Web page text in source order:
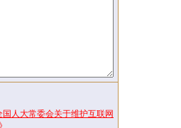
国人大常委会关于维护互联网